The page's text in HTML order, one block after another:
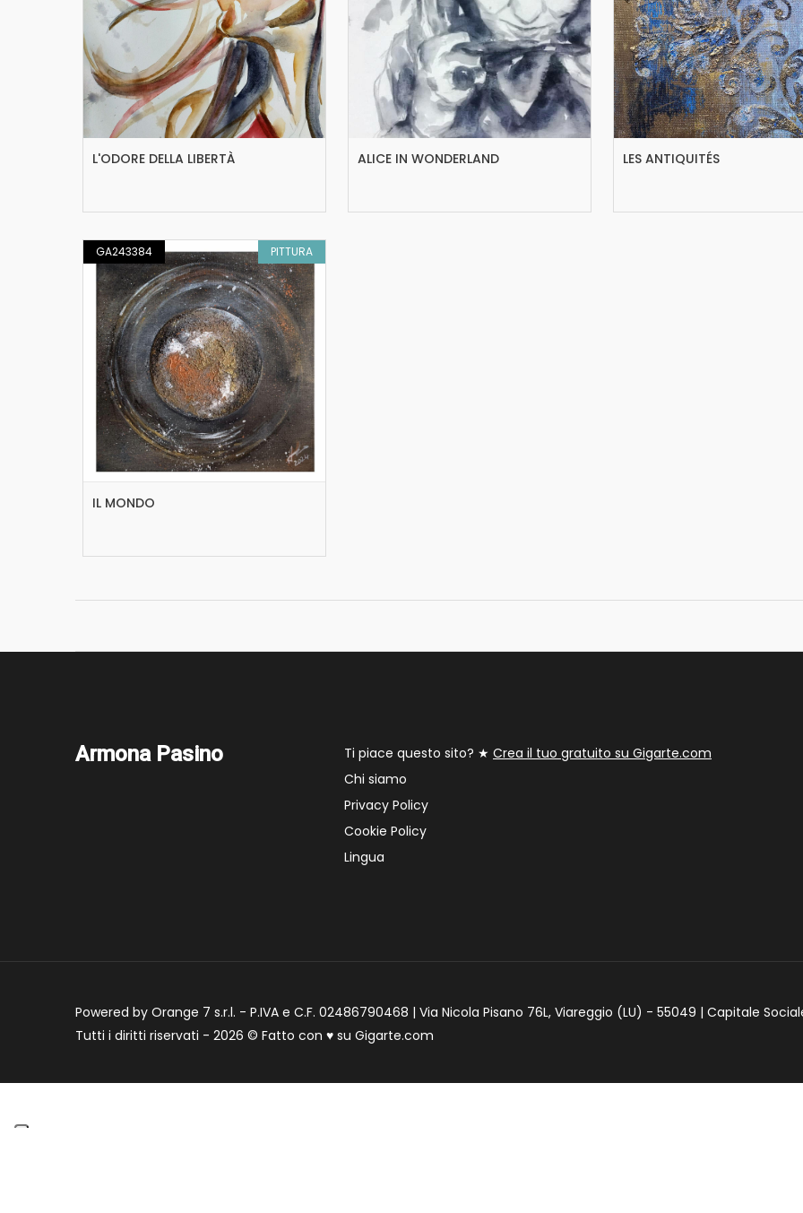
L'ODORE DELLA LIBERTÀ ALICE IN WONDERLAND LES ANTIQUITÉS
GA243384 PITTURA
IL MONDO
Armona Pasino Ti piace questo sito? ★ Crea il tuo gratuito su Gigarte.com
Chi siamo
Privacy Policy
Cookie Policy
Lingua
Powered by Orange 7 s.r.l. - P.IVA e C.F. 02486790468 | Via Nicola Pisano 76L, Viareggio (LU) - 55049 | Capitale
Tutti i diritti riservati - 2026 © Fatto con ♥ su Gigarte.com